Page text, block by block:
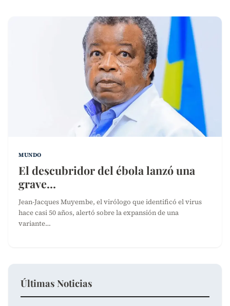
MUNDO
El descubridor del ébola lanzó una
grave…
Jean-Jacques Muyembe, el virólogo que identificó el virus
hace casi 50 años, alertó sobre la expansión de una
variante…
Últimas Noticias